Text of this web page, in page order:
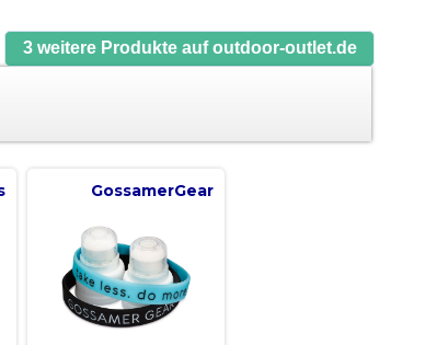
3 weitere Produkte auf outdoor-outlet.de
GossamerGear